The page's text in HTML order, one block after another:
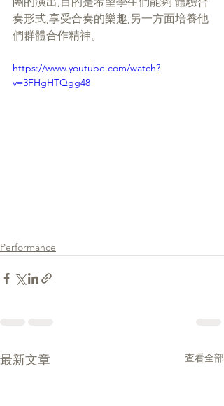
奏形式,享受合奏的樂趣,另一方面培養他
們群體合作精神。
https://www.youtube.com/watch?
v=3FHgHTQgg48
Performance
最新文章 查看全部